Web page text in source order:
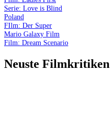
Serie: Love is Blind
Poland
FIlm: Der Super
Mario Galaxy Film
Film: Dream Scenario
Neuste Filmkritiken